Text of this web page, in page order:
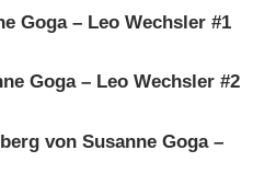
Goga – Leo Wechsler #1
Goga – Leo Wechsler #2
von Susanne Goga –